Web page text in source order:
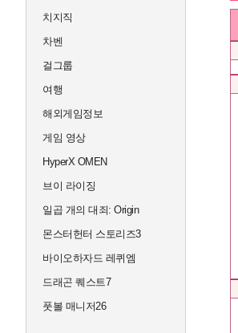
치지직
차벤
걸그룹
여행
해외게임정보
게임 영상
HyperX OMEN
브이 라이징
일곱 개의 대죄: Origin
몬스터헌터 스토리즈3
바이오하자드 레퀴엠
드래곤 퀘스트7
풋볼 매니저26